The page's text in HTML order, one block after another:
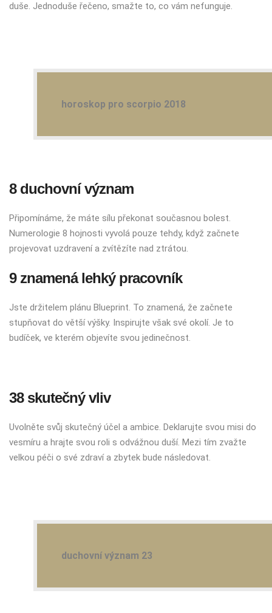
duše. Jednoduše řečeno, smažte to, co vám nefunguje.
horoskop pro scorpio 2018
8 duchovní význam
Připomínáme, že máte sílu překonat současnou bolest.
Numerologie 8 hojnosti vyvolá pouze tehdy, když začnete
projevovat uzdravení a zvítězíte nad ztrátou.
9 znamená lehký pracovník
Jste držitelem plánu Blueprint. To znamená, že začnete
stupňovat do větší výšky. Inspirujte však své okolí. Je to
budíček, ve kterém objevíte svou jedinečnost.
38 skutečný vliv
Uvolněte svůj skutečný účel a ambice. Deklarujte svou misi do
vesmíru a hrajte svou roli s odvážnou duší. Mezi tím zvažte
velkou péči o své zdraví a zbytek bude následovat.
duchovní význam 23